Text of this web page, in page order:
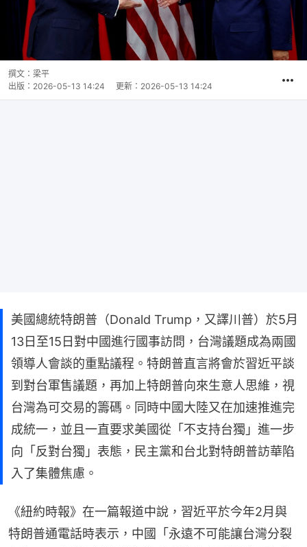
撰文： 梁平
出版： 2026-05-13 14:24 更新： 2026-05-13 14:24
美國總統特朗普（Donald Trump，又譯川普）於5月
13日至15日對中國進行國事訪問，台灣議題成為兩國
領導人會談的重點議程。特朗普直言將會於習近平談
到對台軍售議題，再加上特朗普向來生意人思維，視
台灣為可交易的籌碼。同時中國大陸又在加速推進完
成統一，並且一直要求美國從「不支持台獨」進一步
向「反對台獨」表態，民主黨和台北對特朗普訪華陷
入了集體焦慮。
《紐約時報》在一篇報道中說，習近平於今年2月與
特朗普通電話時表示，中國「永遠不可能讓台灣分裂